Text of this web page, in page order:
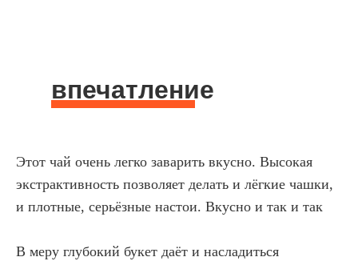
впечатление
Этот чай очень легко заварить вкусно. Высокая
экстрактивность позволяет делать и лёгкие чашки,
и плотные, серьёзные настои. Вкусно и так и так
В меру глубокий букет даёт и насладиться